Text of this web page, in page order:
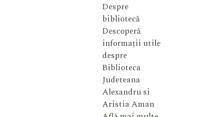
Despre
bibliotecă
Descoperă
informații utile
despre
Biblioteca
Judeteana
Alexandru si
Aristia Aman